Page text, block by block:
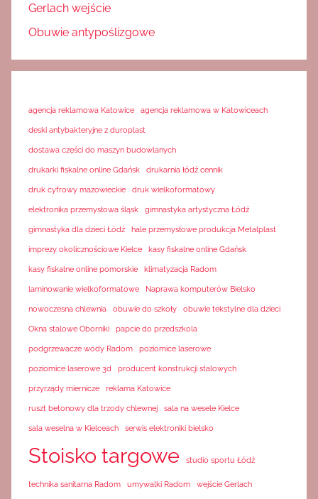
Gerlach wejście
Obuwie antypoślizgowe
agencja reklamowa Katowice agencja reklamowa w Katowiceach
deski antybakteryjne z duroplast
dostawa części do maszyn budowlanych
drukarki fiskalne online Gdańsk drukarnia łódź cennik
druk cyfrowy mazowieckie druk wielkoformatowy
elektronika przemysłowa śląsk gimnastyka artystyczna Łódź
gimnastyka dla dzieci Łódź hale przemysłowe produkcja Metalplast
imprezy okolicznościowe Kielce kasy fiskalne online Gdańsk
kasy fiskalne online pomorskie klimatyzacja Radom
laminowanie wielkoformatowe Naprawa komputerów Bielsko
nowoczesna chlewnia obuwie do szkoły obuwie tekstylne dla dzieci
Okna stalowe Oborniki papcie do przedszkola
podgrzewacze wody Radom poziomice laserowe
poziomice laserowe 3d producent konstrukcji stalowych
przyrządy miernicze reklama Katowice
ruszt betonowy dla trzody chlewnej sala na wesele Kielce
sala weselna w Kielceach serwis elektroniki bielsko
Stoisko targowe studio sportu Łódź
technika sanitarna Radom umywalki Radom wejście Gerlach